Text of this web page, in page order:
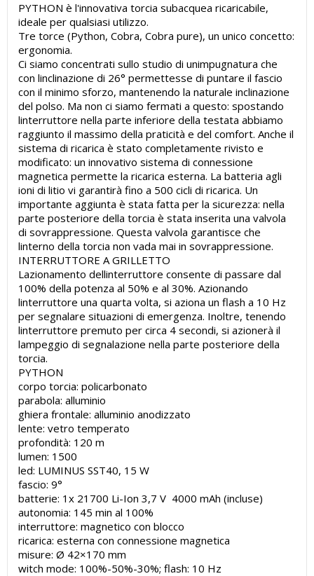
PYTHON è l'innovativa torcia subacquea ricaricabile,
ideale per qualsiasi utilizzo.
Tre torce (Python, Cobra, Cobra pure), un unico concetto:
ergonomia.
Ci siamo concentrati sullo studio di unimpugnatura che
con linclinazione di 26° permettesse di puntare il fascio
con il minimo sforzo, mantenendo la naturale inclinazione
del polso. Ma non ci siamo fermati a questo: spostando
linterruttore nella parte inferiore della testata abbiamo
raggiunto il massimo della praticità e del comfort. Anche il
sistema di ricarica è stato completamente rivisto e
modificato: un innovativo sistema di connessione
magnetica permette la ricarica esterna. La batteria agli
ioni di litio vi garantirà fino a 500 cicli di ricarica. Un
importante aggiunta è stata fatta per la sicurezza: nella
parte posteriore della torcia è stata inserita una valvola
di sovrappressione. Questa valvola garantisce che
linterno della torcia non vada mai in sovrappressione.
INTERRUTTORE A GRILLETTO
Lazionamento dellinterruttore consente di passare dal
100% della potenza al 50% e al 30%. Azionando
linterruttore una quarta volta, si aziona un flash a 10 Hz
per segnalare situazioni di emergenza. Inoltre, tenendo
linterruttore premuto per circa 4 secondi, si azionerà il
lampeggio di segnalazione nella parte posteriore della
torcia.
PYTHON
corpo torcia: policarbonato
parabola: alluminio
ghiera frontale: alluminio anodizzato
lente: vetro temperato
profondità: 120 m
lumen: 1500
led: LUMINUS SST40, 15 W
fascio: 9°
batterie: 1x 21700 Li-Ion 3,7 V 4000 mAh (incluse)
autonomia: 145 min al 100%
interruttore: magnetico con blocco
ricarica: esterna con connessione magnetica
misure: Ø 42×170 mm
witch mode: 100%-50%-30%; flash: 10 Hz